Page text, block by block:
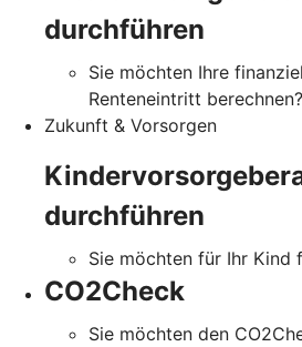
durchführen
Sie möchten Ihre
Renteneintritt berechnen?
Zukunft & Vorsorgen
durchführen
Sie möchten für Ihr Kind
CO2Check
Sie möchten den